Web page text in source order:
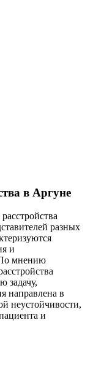
в Аргуне
разных
и
мнению
задачу,
направлена в
неустойчивости,
и